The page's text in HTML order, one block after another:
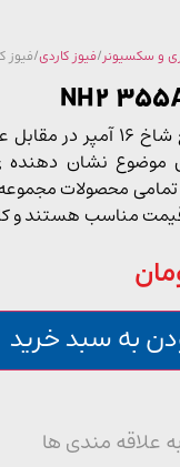
/فیوز کاردی/ فیوز کاردی NH2 355A
مادگی دیواری پنج شاخ 16 آمپر در
نشان دهنده ی
مجموعه ی
هستند و
سبد خرید
مندی ها